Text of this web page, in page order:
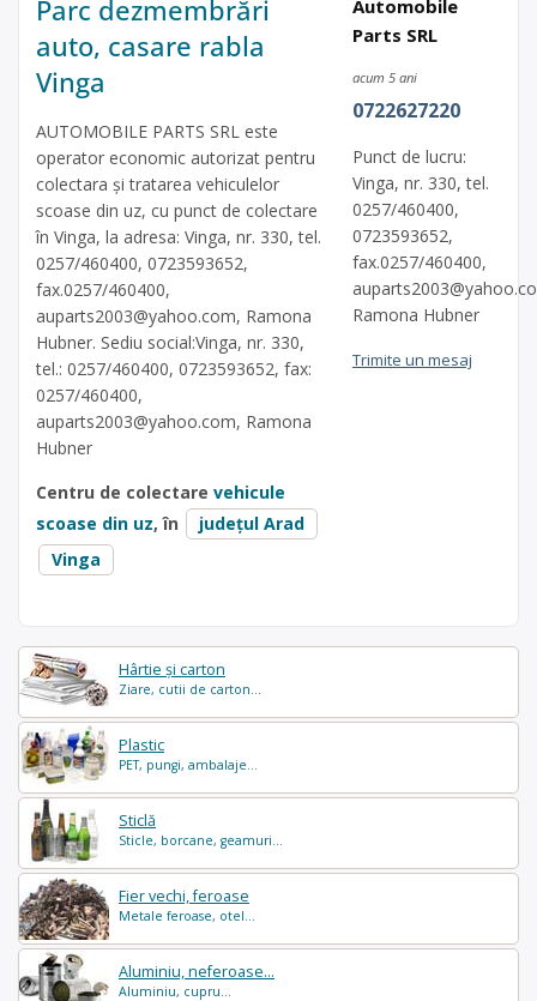
Hârtie și carton
Ziare, cutii de carton...
Plastic
PET, pungi, ambalaje...
Sticlă
Sticle, borcane, geamuri...
Fier vechi, feroase
Metale feroase, otel...
Aluminiu, neferoase...
Aluminiu, cupru...
Parc dezmembrări
auto, casare rabla
Vinga
AUTOMOBILE PARTS SRL este
operator economic autorizat pentru
colectara și tratarea vehiculelor
scoase din uz, cu punct de colectare
în Vinga, la adresa: Vinga, nr. 330, tel.
0257/460400, 0723593652,
fax.0257/460400,
auparts2003@yahoo.com, Ramona
Hubner. Sediu social:Vinga, nr. 330,
tel.: 0257/460400, 0723593652, fax:
0257/460400,
auparts2003@yahoo.com, Ramona
Hubner
Centru de colectare vehicule
scoase din uz, în
județul Arad
Vinga
Automobile
Parts SRL
acum 5 ani
0722627220
Punct de lucru:
Vinga, nr. 330, tel.
0257/460400,
0723593652,
fax.0257/460400,
Ramona Hubner
Trimite un mesaj